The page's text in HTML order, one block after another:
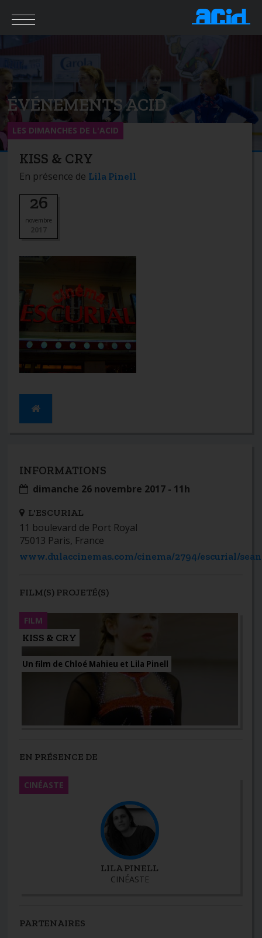
ÉVÉNEMENTS ACID
KISS & CRY
En présence de Lila Pinell
26
novembre
LES DIMANCHES DE L'ACID
INFORMATIONS
dimanche 26 novembre 2017 - 11h
L'ESCURIAL
11 boulevard de Port Royal
75013 Paris, France
www.dulaccinemas.com/cinema/2794/escurial/
FILM(S) PROJETÉ(S)
KISS & CRY
Un film de Chloé Mahieu et Lila Pinell
FILM
EN PRÉSENCE DE
LILA PINELL
CINÉASTE
CINÉASTE
PARTENAIRES